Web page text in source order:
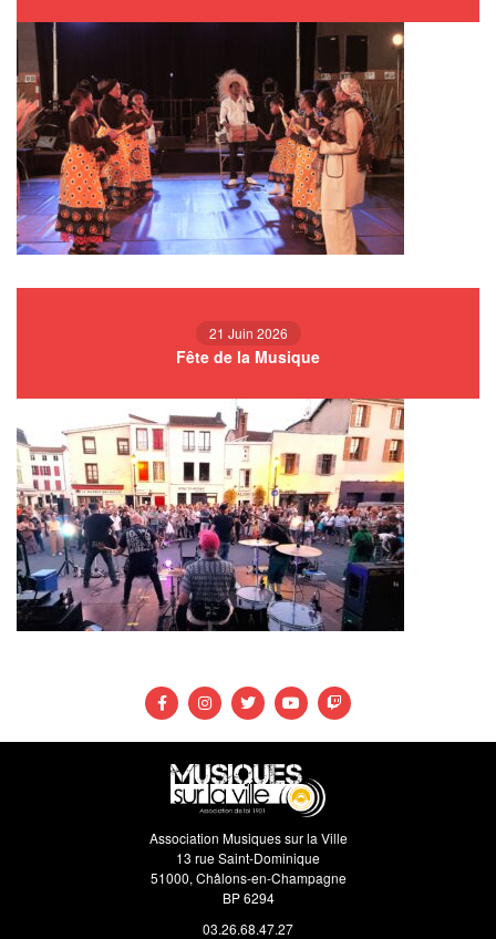
21 Juin 2026
Fête de la Musique
Association Musiques sur la Ville
13 rue Saint-Dominique
51000, Châlons-en-Champagne
BP 6294
03.26.68.47.27